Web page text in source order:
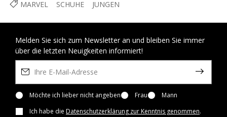
MARVEL SCHUHE JUNGEN
Melden Sie sich zum Newsletter an und bleiben Sie immer
über die letzten Neuigkeiten informiert!
Möchte ich lieber nicht angeben Frau
Mann
Ich habe die Datenschutzerklärung zur Kenntnis genommen.